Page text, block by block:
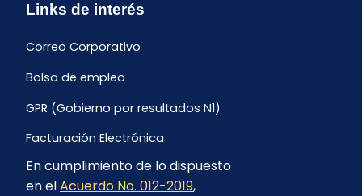
Links de interés
Correo Corporativo
Bolsa de empleo
GPR (Gobierno por resultados N1)
Facturación Electrónica
Archivo Histórico de Facturación
En cumplimiento de lo dispuesto
en elAcuerdo No. 012-2019,